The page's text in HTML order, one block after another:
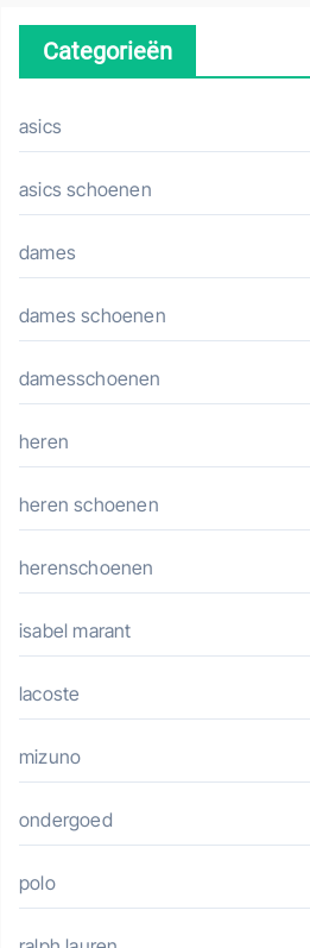
Categorieën
asics
asics schoenen
dames
dames schoenen
damesschoenen
heren
heren schoenen
herenschoenen
isabel marant
lacoste
mizuno
ondergoed
polo